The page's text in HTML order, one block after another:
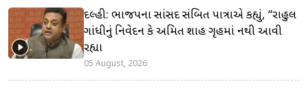
દિલ્હી: ભાજપના સાંસદ સંબિત પાત્રાએ કહ્યું, “રાહુલ
ગાંધીનું નિવેદન કે અમિત શાહ ગૃહમાં નથી આવી
રહ્યા
05 August, 2026